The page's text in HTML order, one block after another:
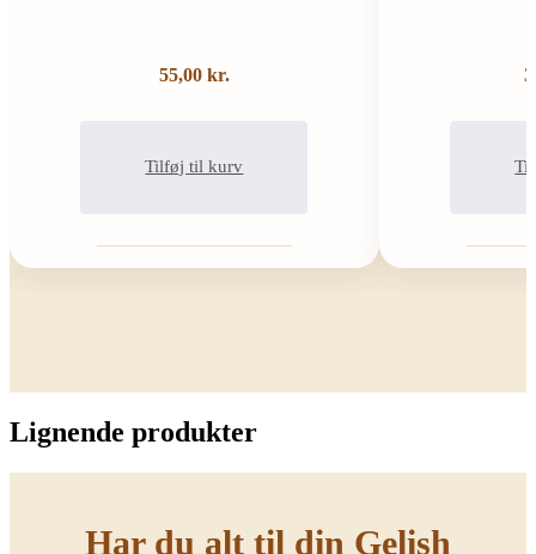
55,00 kr.
Tilføj til kurv
Lignende produkter
Har du alt til din Gelish